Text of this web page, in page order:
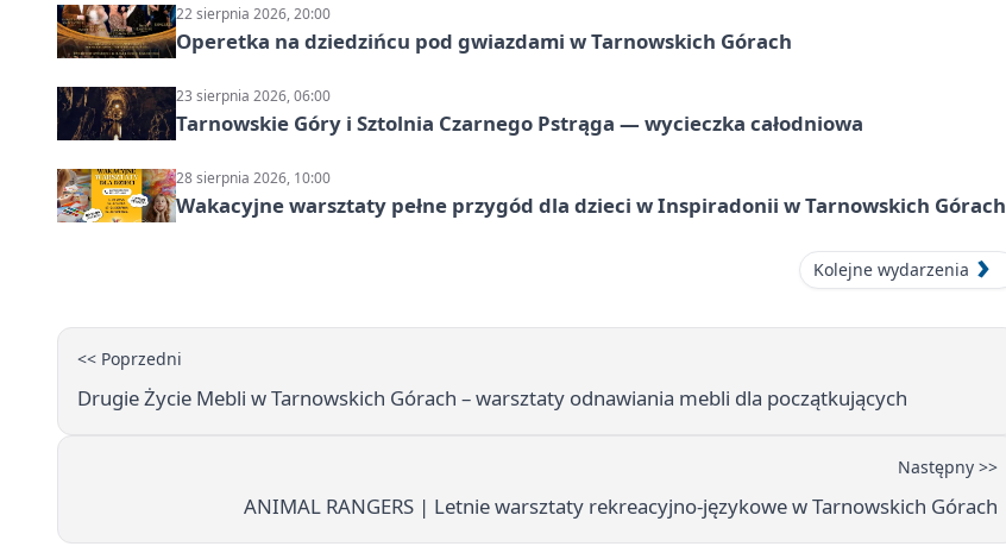
22 sierpnia 2026, 20:00
Operetka na dziedzińcu pod gwiazdami w Tarnowskich Górach
23 sierpnia 2026, 06:00
Tarnowskie Góry i Sztolnia Czarnego Pstrąga — wycieczka całodniowa
28 sierpnia 2026, 10:00
Wakacyjne warsztaty pełne przygód dla dzieci w Inspiradonii w Tarnowskich Górach
Kolejne wydarzenia
<< Poprzedni
Drugie Życie Mebli w Tarnowskich Górach – warsztaty odnawiania mebli dla początkujących
Następny >>
ANIMAL RANGERS | Letnie warsztaty rekreacyjno-językowe w Tarnowskich Górach